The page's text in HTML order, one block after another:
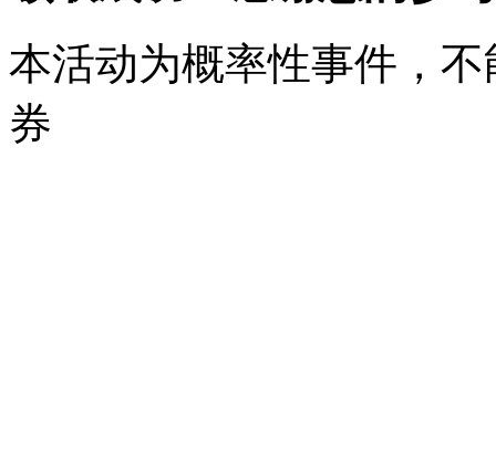
本活动为概率性事件，
券